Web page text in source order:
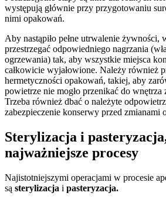
występują głównie przy przygotowaniu
nimi opakowań.
Aby nastąpiło pełne utrwalenie żywności,
przestrzegać odpowiedniego nagrzania
ogrzewania) tak, aby wszystkie miejsca
całkowicie wyjałowione. Należy również
hermetyczności opakowań, takiej, aby
powietrze nie mogło przenikać do wnętrza
Trzeba również dbać o należyte
zabezpieczenie konserwy przed zmianami
Sterylizacja i
najważniejsze procesy
Najistotniejszymi operacjami w procesie
są sterylizacja i pasteryzacja.